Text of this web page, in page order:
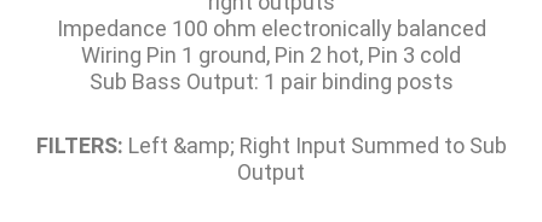
Impedance 100 ohm electronically balanced
Wiring Pin 1 ground, Pin 2 hot, Pin 3 cold
Sub Bass Output: 1 pair binding posts
FILTERS: Left &amp; Right Input Summed to Sub
Output